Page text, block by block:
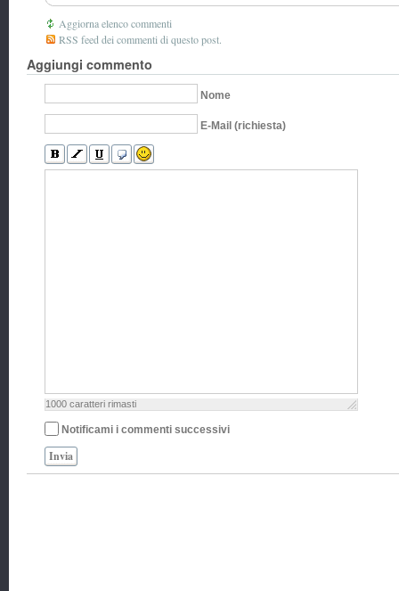
Aggiorna elenco commenti
RSS feed dei commenti di questo post.
Aggiungi commento
Nome
E-Mail (richiesta)
1000 caratteri rimasti
Notificami i commenti successivi
Invia